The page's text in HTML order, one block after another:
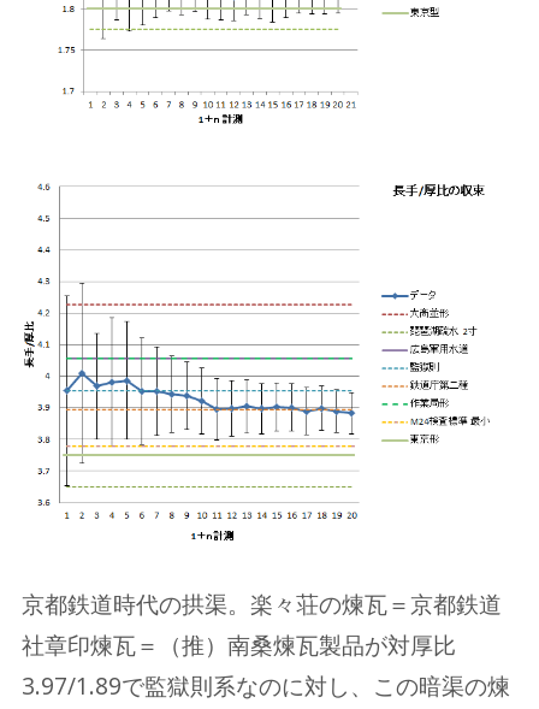
京都鉄道時代の拱渠。楽々荘の煉瓦＝京都鉄道
社章印煉瓦＝（推）南桑煉瓦製品が対厚比
3.97/1.89で監獄則系なのに対し、この暗渠の煉